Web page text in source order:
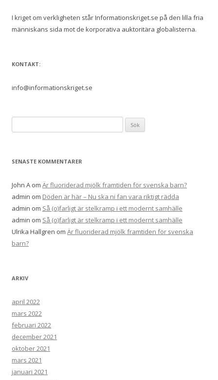
I kriget om verkligheten står Informationskriget.se på den lilla fria
människans sida mot de korporativa auktoritära globalisterna.
KONTAKT:
info@informationskriget.se
efter:
SENASTE KOMMENTARER
John A om Är fluoriderad mjölk framtiden för svenska barn?
admin om Döden är här – Nu ska ni fan vara riktigt rädda
admin om Så (o)farligt är stelkramp i ett modernt samhälle
admin om Så (o)farligt är stelkramp i ett modernt samhälle
Ulrika Hallgren om Är fluoriderad mjölk framtiden för svenska
barn?
ARKIV
april 2022
mars 2022
februari 2022
december 2021
oktober 2021
mars 2021
januari 2021